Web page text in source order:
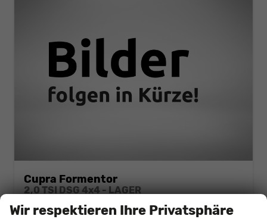
Cupra Formentor
2,0 TSI DSG 4x4 - LAGER
Wir respektieren Ihre Privatsphäre